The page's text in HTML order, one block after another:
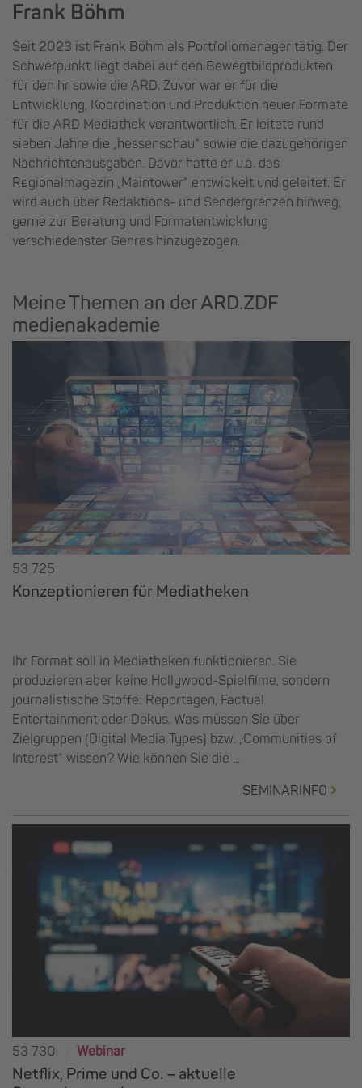
Frank Böhm
Seit 2023 ist Frank Böhm als Portfoliomanager tätig. Der
Schwerpunkt liegt dabei auf den Bewegtbildprodukten
für den hr sowie die ARD. Zuvor war er für die
Entwicklung, Koordination und Produktion neuer Formate
für die ARD Mediathek verantwortlich. Er leitete rund
sieben Jahre die „hessenschau“ sowie die dazugehörigen
Nachrichtenausgaben. Davor hatte er u.a. das
Regionalmagazin „Maintower“ entwickelt und geleitet. Er
wird auch über Redaktions- und Sendergrenzen hinweg,
gerne zur Beratung und Formatentwicklung
verschiedenster Genres hinzugezogen.
Meine Themen an der ARD.ZDF
medienakademie
53 725
Konzeptionieren für Mediatheken
Ihr Format soll in Mediatheken funktionieren. Sie
produzieren aber keine Hollywood-Spielfilme, sondern
journalistische Stoffe: Reportagen, Factual
Entertainment oder Dokus. Was müssen Sie über
Zielgruppen (Digital Media Types) bzw. „Communities of
Interest“ wissen? Wie können Sie die ...
SEMINARINFO
53 730 Webinar
Netflix, Prime und Co. – aktuelle